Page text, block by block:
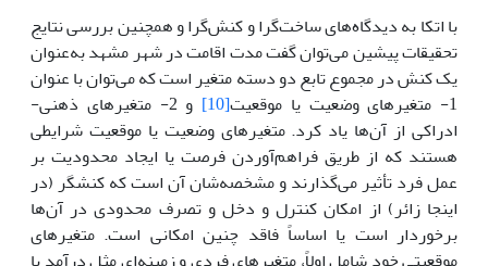
با اتکا به دیدگاه‌های ساخت‌گرا و کنش‌گرا و همچنین بررسی نتایج
تحقیقات پیشین می‌توان گفت مدت اقامت در شهر مشهد به‌عنوان
یک کنش در مجموع تابع دو دسته متغیر است که می‌توان با عنوان
1- متغیرهای وضعیت یا موقعیت
[10]
و 2- متغیرهای ذهنی-
ادراکی از آن‌ها یاد کرد. متغیرهای وضعیت یا موقعیت شرایطی
هستند که از طریق فراهم‌آوردن فرصت یا ایجاد محدودیت بر
عمل فرد تأثیر می‌گذارند و مشخصه‌شان آن است که کنشگر (در
اینجا زائر) از امکان کنترل و دخل و تصرف محدودی در آن‌ها
برخوردار است یا اساساً فاقد چنین امکانی است. متغیرهای